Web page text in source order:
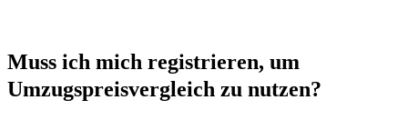
Muss ich mich registrieren, um
Umzugspreisvergleich zu nutzen?